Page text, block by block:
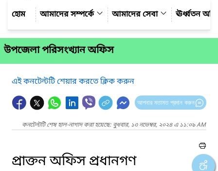
আমাদের সম্পর্কে
আমাদের সেবা ঊর্ধ্বতন
উপজেলা পরিসংখ্যান অফিস
এই কনটেন্টটি শেয়ার করতে ক্লিক করুন
আপনার মতামত প্রদান করুন
কনটেন্টটি শেষ হাল-নাগাদ করা হয়েছে: বুধবার, ১৩ নভেম্বর, ২০২৪ এ ১১:০৯ AM
প্রাক্তন অফিস প্রধানগণ